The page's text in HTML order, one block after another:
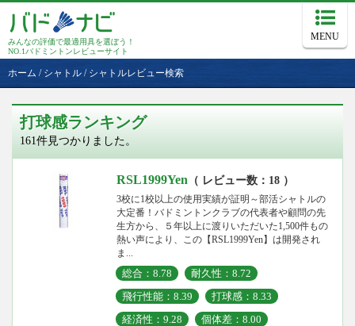
みんなの評価で最適用具を選ぼう！
NO.1バドミントンレビューサイト
MENU
ホーム / シャトル / シャトルレビュー検索
打球感ランキング
161件見つかりました。
RSL1999Yen （ レビュー数：18 ）
3校に1校以上の使用実績が証明～部活シャトルの
大定番！バドミントンクラブの代表者や顧問の先
生方から、５年以上に渡りいただいた1,500件もの
熱い声により、この【RSL1999Yen】は開発され
ま...
総合：8.78
耐久性：8.72
飛行性能：8.39
打球感：8.33
経済性：9.28
個体差：8.00